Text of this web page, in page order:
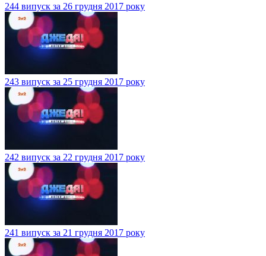
244 випуск за 26 грудня 2017 року
243 випуск за 25 грудня 2017 року
242 випуск за 22 грудня 2017 року
241 випуск за 21 грудня 2017 року